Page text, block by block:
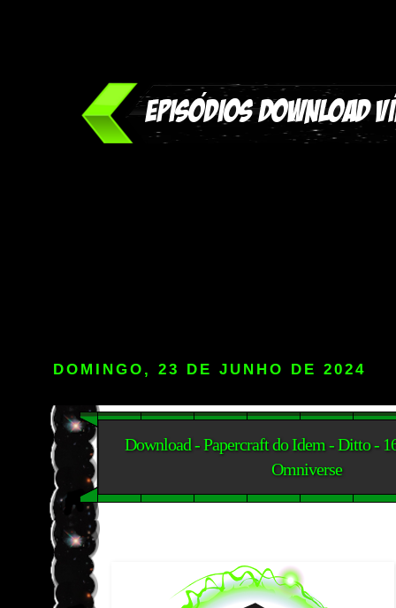
DOMINGO, 23 DE JUNHO DE 2024
Download - Papercraft do Idem - Ditto -
Omniverse